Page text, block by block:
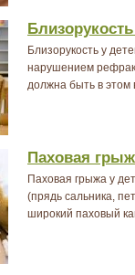
Близорукость у
нарушением
должна быть в этом
Паховая
Паховая грыжа у
(прядь сальника,
широкий паховый